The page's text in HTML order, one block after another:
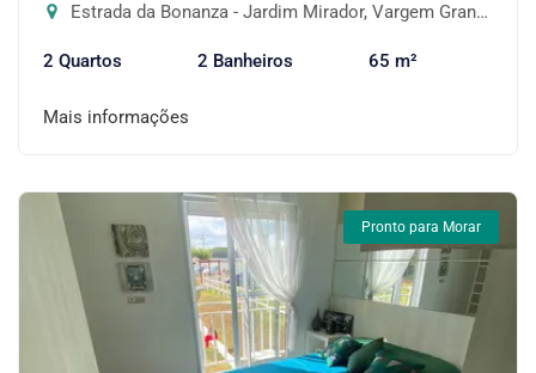
Estrada da Bonanza - Jardim Mirador, Vargem Grande Paulista-SP
2 Quartos 2 Banheiros 65 m²
Mais informações
Pronto para Morar